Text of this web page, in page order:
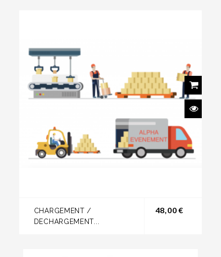
CHARGEMENT /
DECHARGEMENT...
48,00 €Prix